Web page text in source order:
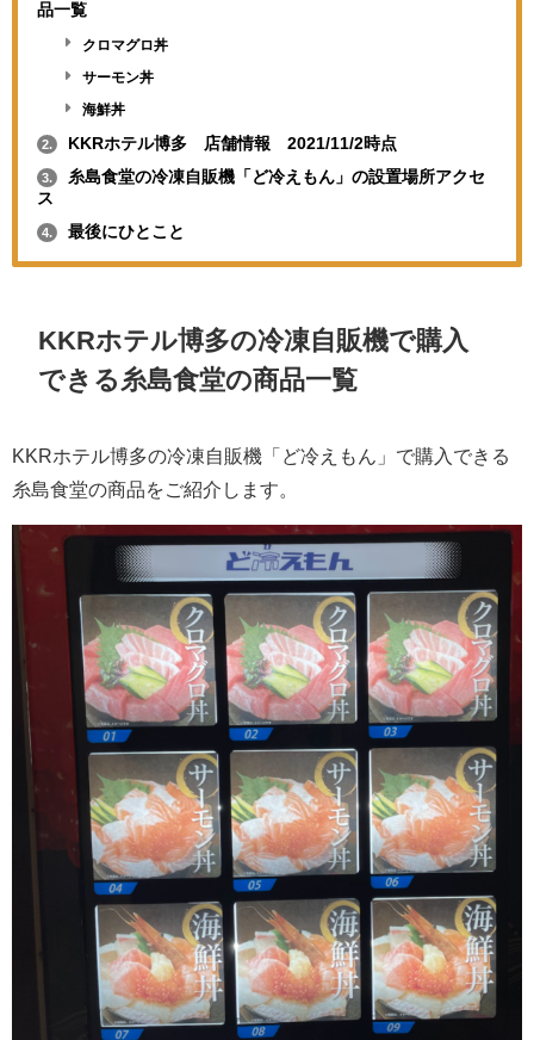
品一覧
クロマグロ丼
サーモン丼
海鮮丼
2. KKRホテル博多 店舗情報 2021/11/2時点
3.
糸島食堂の冷凍自販機「ど冷えもん」の設置場所アクセ
ス
4. 最後にひとこと
KKRホテル博多の冷凍自販機で購入
できる糸島食堂の商品一覧
KKRホテル博多の冷凍自販機「ど冷えもん」で購入できる
糸島食堂の商品をご紹介します。